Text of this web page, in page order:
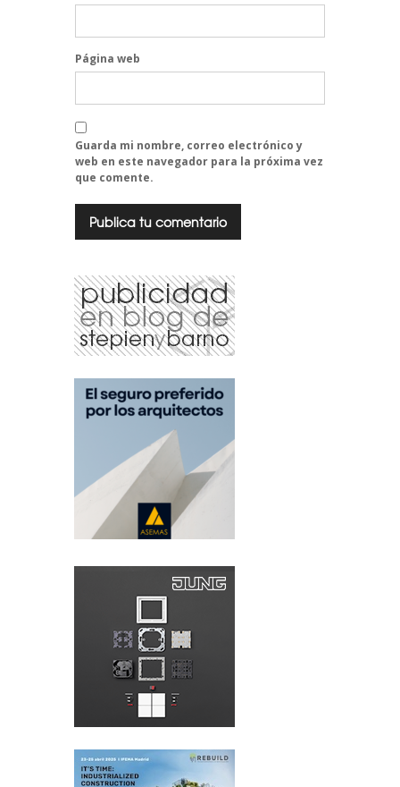
Página web
Guarda mi nombre, correo electrónico y
web en este navegador para la próxima vez
que comente.